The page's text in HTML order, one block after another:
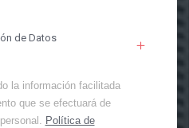
de Datos
la información facilitada
que se efectuará de
Política de